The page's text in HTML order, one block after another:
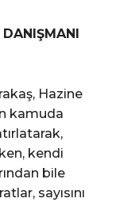
Hazine
kamuda
kendi
bile
sayısını